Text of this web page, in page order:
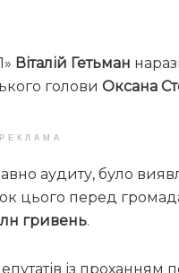
Віталій Гетьман
голови Оксана
РЕКЛАМА
аудиту, було
цього перед
гривень.
із проханням